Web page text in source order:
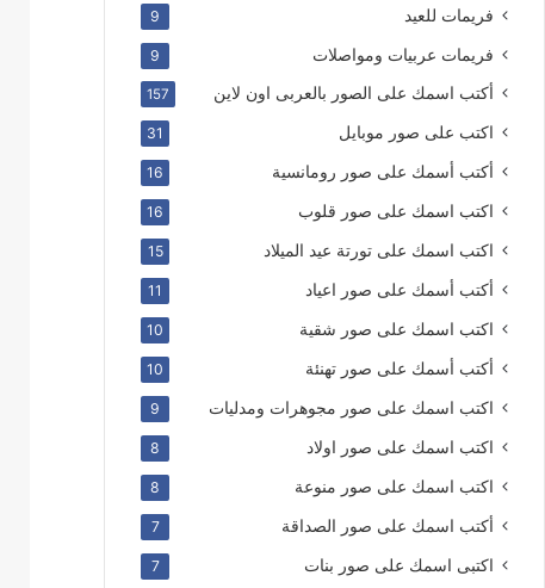
فريمات للعيد 9
فريمات عربيات ومواصلات 9
أكتب اسمك على الصور بالعربى اون لاين 157
اكتب على صور موبايل 31
أكتب أسمك على صور رومانسية 16
اكتب اسمك على صور قلوب 16
اكتب اسمك على تورتة عيد الميلاد 15
أكتب أسمك على صور اعياد 11
اكتب اسمك على صور شقية 10
أكتب أسمك على صور تهنئة 10
اكتب اسمك على صور مجوهرات ومدليات 9
اكتب اسمك على صور اولاد 8
اكتب اسمك على صور منوعة 8
أكتب اسمك على صور الصداقة 7
اكتبى اسمك على صور بنات 7